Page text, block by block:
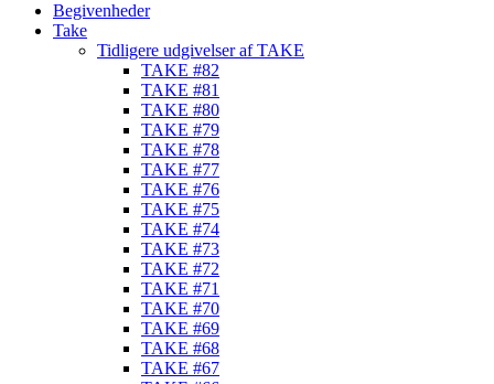
Begivenheder
Take
Tidligere udgivelser af TAKE
TAKE #82
TAKE #81
TAKE #80
TAKE #79
TAKE #78
TAKE #77
TAKE #76
TAKE #75
TAKE #74
TAKE #73
TAKE #72
TAKE #71
TAKE #70
TAKE #69
TAKE #68
TAKE #67